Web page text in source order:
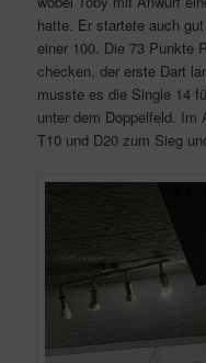
hatte. Er startete auch
einer 100. Die 73 Punkte
checken, der erste Dart
musste es die Single 14
unter dem Doppelfeld.
T10 und D20 zum Sieg